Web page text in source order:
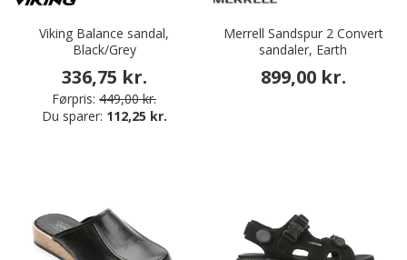
Viking Balance sandal,
Black/Grey
336,75 kr.
Førpris: 449,00 kr.
Du sparer: 112,25 kr.
Merrell Sandspur 2 Convert
sandaler, Earth
899,00 kr.